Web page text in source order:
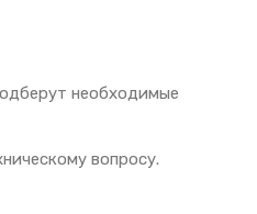
необходимые
вопросу.